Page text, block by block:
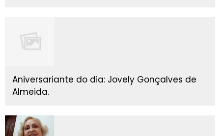
Aniversariante do dia: Jovely Gonçalves de
Almeida.